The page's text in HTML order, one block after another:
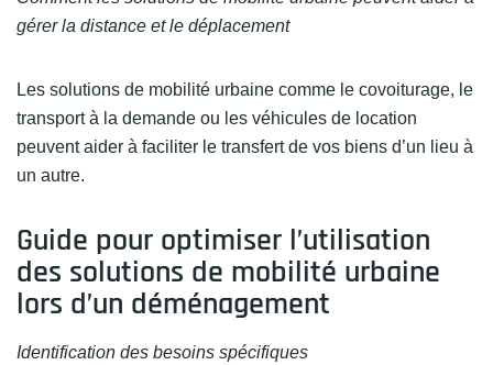
gérer la distance et le déplacement
Les solutions de mobilité urbaine comme le covoiturage, le
transport à la demande ou les véhicules de location
peuvent aider à faciliter le transfert de vos biens d’un lieu à
un autre.
Guide pour optimiser l’utilisation
des solutions de mobilité urbaine
lors d’un déménagement
Identification des besoins spécifiques